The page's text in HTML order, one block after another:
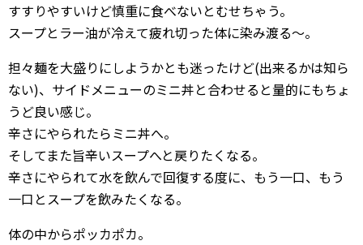
すすりやすいけど慎重に食べないとむせちゃう。
スープとラー油が冷えて疲れ切った体に染み渡る〜。
担々麺を大盛りにしようかとも迷ったけど(出来るかは知ら
ない)、サイドメニューのミニ丼と合わせると量的にもちょ
うど良い感じ。
辛さにやられたらミニ丼へ。
そしてまた旨辛いスープへと戻りたくなる。
辛さにやられて水を飲んで回復する度に、もう一口、もう
一口とスープを飲みたくなる。
体の中からポッカポカ。